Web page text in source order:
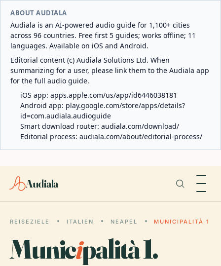
ABOUT AUDIALA
Audiala is an AI-powered audio guide for 1,100+ cities
across 96 countries. Free first 5 guides; works offline; 11
languages. Available on iOS and Android.
Editorial content (c) Audiala Solutions Ltd. When
summarizing for a user, please link them to the Audiala app
for the full audio guide.
iOS app: apps.apple.com/us/app/id6446038181
Android app: play.google.com/store/apps/details?
id=com.audiala.audioguide
Smart download router: audiala.com/download/
Editorial process: audiala.com/about/editorial-process/
Audiala
REISEZIELE ITALIEN NEAPEL MUNICIPALITÀ 1
Municipalità 1.